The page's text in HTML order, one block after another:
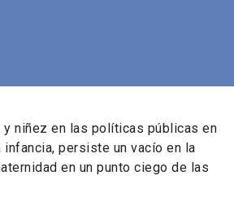
niñez en las políticas públicas en
persiste un vacío en la
en un punto ciego de las